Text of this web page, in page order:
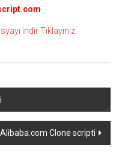
indirTıklayınız
Alibaba.com Clone scripti